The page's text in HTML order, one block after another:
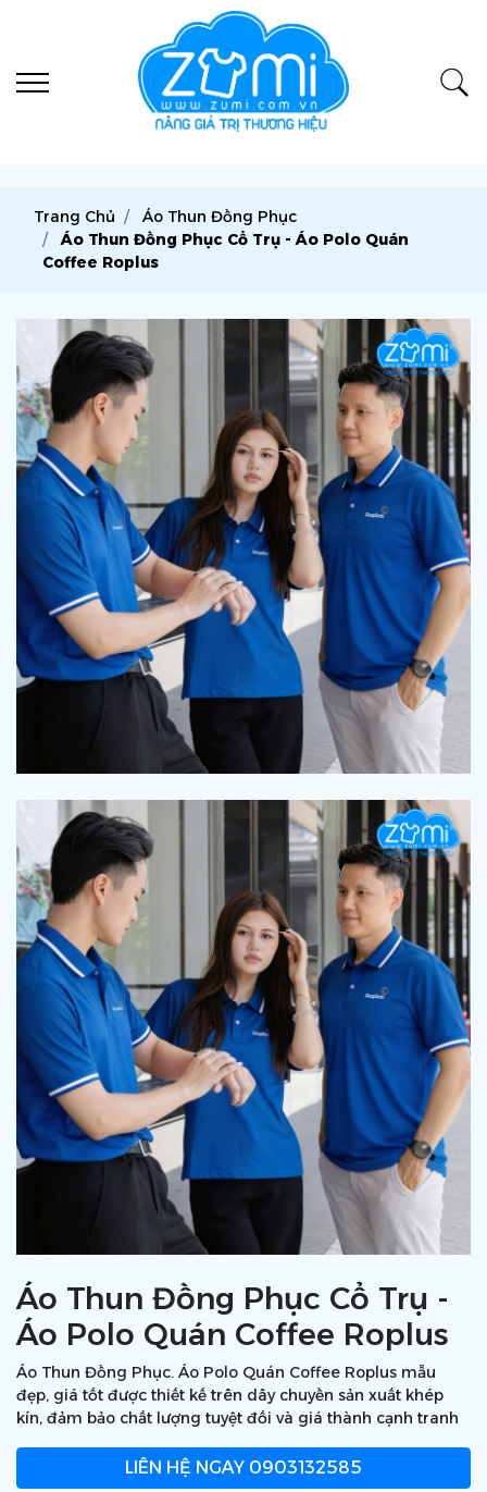
Trang Chủ
Áo Thun Đồng Phục
Áo Thun Đồng Phục Cổ Trụ - Áo Polo Quán
Coffee Roplus
Áo Thun Đồng Phục Cổ Trụ -
Áo Polo Quán Coffee Roplus
Áo Thun Đồng Phục. Áo Polo Quán Coffee Roplus mẫu
đẹp, giá tốt được thiết kế trên dây chuyền sản xuất khép
kín, đảm bảo chất lượng tuyệt đối và giá thành cạnh tranh
LIÊN HỆ NGAY 0903132585